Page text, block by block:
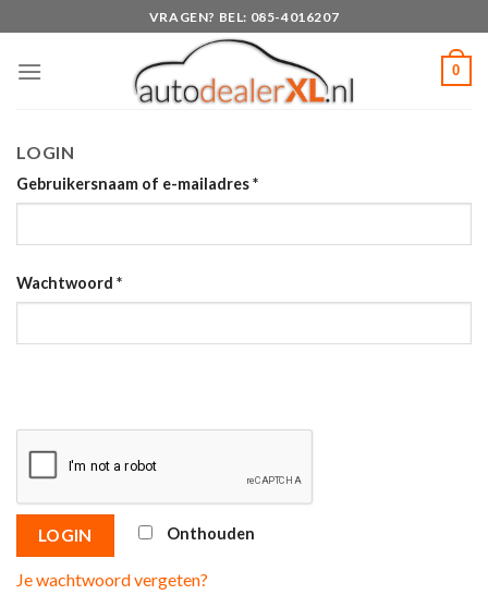
to
content
VRAGEN? BEL: 085-4016207
0
LOGIN
Gebruikersnaam of e-mailadres*
Wachtwoord *
LOGIN Onthouden
Je wachtwoord vergeten?